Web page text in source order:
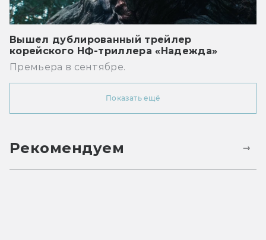
Вышел дублированный трейлер
корейского НФ-триллера «Надежда»
Премьера в сентябре.
Показать ещё
Рекомендуем